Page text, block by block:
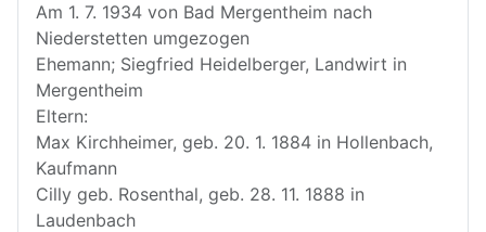
Am 1. 7. 1934 von Bad Mergentheim nach
Niederstetten umgezogen
Ehemann; Siegfried Heidelberger, Landwirt in
Mergentheim
Eltern:
Max Kirchheimer, geb. 20. 1. 1884 in Hollenbach,
Kaufmann
Cilly geb. Rosenthal, geb. 28. 11. 1888 in
Laudenbach